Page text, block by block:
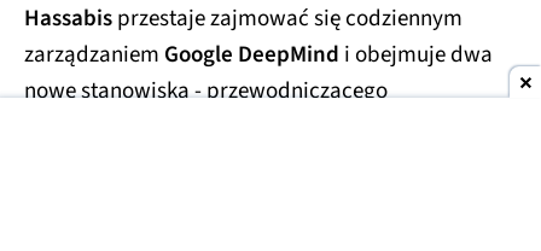
Hassabisprzestaje zajmować się codziennym
zarządzaniem Google DeepMind i obejmuje dwa
nowe stanowiska - przewodniczącego